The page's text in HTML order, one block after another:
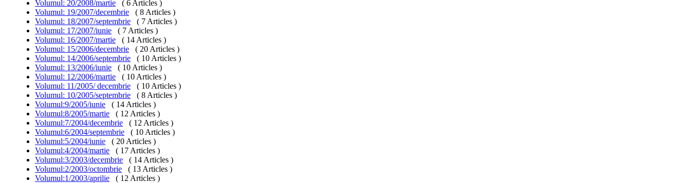
Volumul: 20/2008/martie
( 6 Articles )
Volumul: 19/2007/decembrie
( 8 Articles )
Volumul: 18/2007/septembrie
( 7 Articles )
Volumul: 17/2007/iunie
( 7 Articles )
Volumul: 16/2007/martie
( 14 Articles )
Volumul: 15/2006/decembrie
( 20 Articles )
Volumul: 14/2006/septembrie
( 10 Articles )
Volumul: 13/2006/iunie
( 10 Articles )
Volumul: 12/2006/martie
( 10 Articles )
Volumul: 11/2005/ decembrie
( 10 Articles )
Volumul: 10/2005/septembrie
( 8 Articles )
Volumul:9/2005/iunie
( 14 Articles )
Volumul:8/2005/martie
( 12 Articles )
Volumul:7/2004/decembrie
( 12 Articles )
Volumul:6/2004/septembrie
( 10 Articles )
Volumul:5/2004/iunie
( 20 Articles )
Volumul:4/2004/martie
( 17 Articles )
Volumul:3/2003/decembrie
( 14 Articles )
Volumul:2/2003/octombrie
( 13 Articles )
Volumul:1/2003/aprilie
( 12 Articles )